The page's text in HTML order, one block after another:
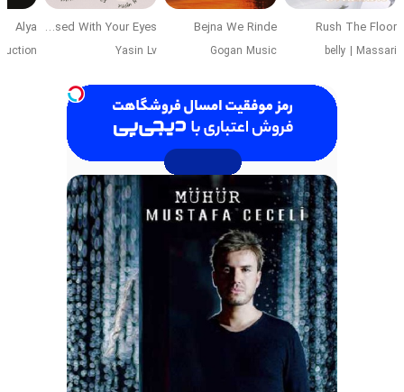
Rush The Floor
belly | Massari
Bejna We Rinde
Gogan Music
Obsessed With Your Eyes
Yasin Lv
Alya